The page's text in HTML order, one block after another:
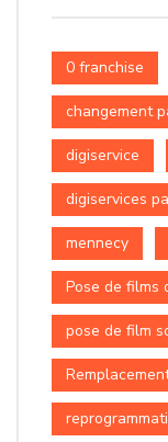
0 franchise
changement
digiservice
digiservices
mennecy
Pose de films
pose de film